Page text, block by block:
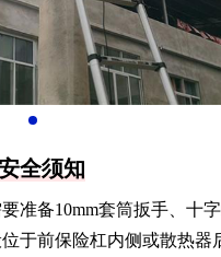
全须知
准备10mm套筒扳手、十
于前保险杠内侧或散热